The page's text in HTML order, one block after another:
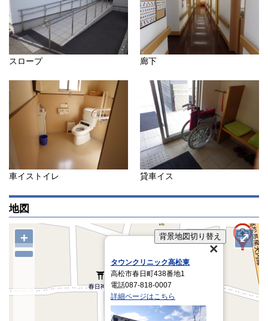
スロープ 廊下
車イストイレ 貸車イス
地図
背景地図切り替え
タウンクリニック高松東
高松市春日町438番地1
電話087-818-0007
詳細ページはこちら
+ ⤢